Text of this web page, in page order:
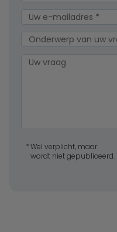
Wel verplicht, maar
wordt niet gepubliceerd.